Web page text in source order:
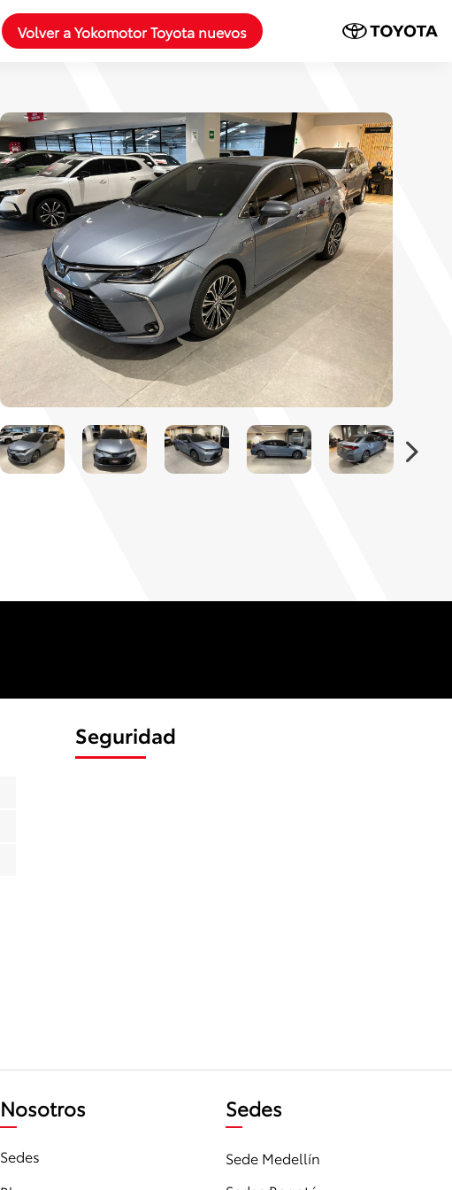
Volver a Yokomotor Toyota nuevos
Seguridad
Nosotros
Sedes
Sedes
Sede Medellín